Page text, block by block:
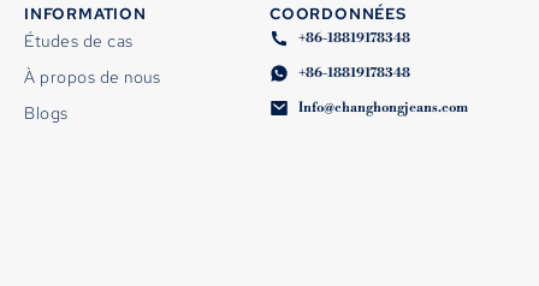
INFORMATION
Études de cas
À propos de nous
Blogs
COORDONNÉES
+86-18819178348
+86-18819178348
Info@changhongjeans.com